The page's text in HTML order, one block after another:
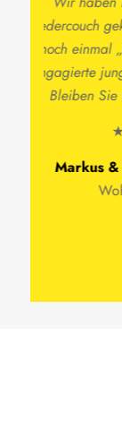
waren bei
hat mir so
Gizem B.